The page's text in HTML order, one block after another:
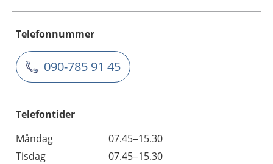
Telefonnummer
090-785 91 45
Telefontider
Måndag
07.45–15.30
Tisdag
07.45–15.30